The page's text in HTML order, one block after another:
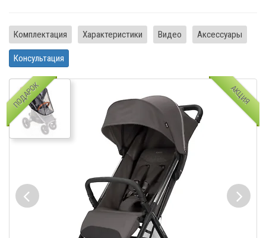
Комплектация Характеристики Видео Аксессуары
Консультация
АКЦИЯ
ПОДАРОК